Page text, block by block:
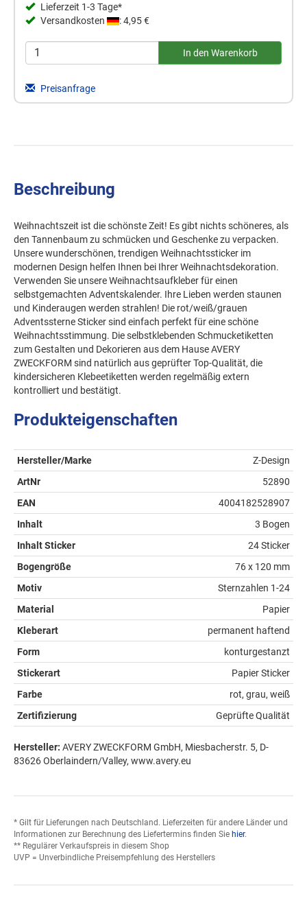
Lieferzeit 1-3 Tage*
Versandkosten
: 4,95 €
Preisanfrage
Beschreibung
Weihnachtszeit ist die schönste Zeit! Es gibt nichts schöneres, als
den Tannenbaum zu schmücken und Geschenke zu verpacken.
Unsere wunderschönen, trendigen Weihnachtssticker im
modernen Design helfen Ihnen bei Ihrer Weihnachtsdekoration.
Verwenden Sie unsere Weihnachtsaufkleber für einen
selbstgemachten Adventskalender. Ihre Lieben werden staunen
und Kinderaugen werden strahlen! Die rot/weiß/grauen
Adventssterne Sticker sind einfach perfekt für eine schöne
Weihnachtsstimmung. Die selbstklebenden Schmucketiketten
zum Gestalten und Dekorieren aus dem Hause AVERY
ZWECKFORM sind natürlich aus geprüfter Top-Qualität, die
kindersicheren Klebeetiketten werden regelmäßig extern
kontrolliert und bestätigt.
Produkteigenschaften
Hersteller/Marke
Z-Design
ArtNr
52890
EAN
4004182528907
Inhalt
3 Bogen
Inhalt Sticker
24 Sticker
Bogengröße
76 x 120 mm
Motiv
Sternzahlen 1-24
Material
Papier
Kleberart
permanent haftend
Form
konturgestanzt
Stickerart
Papier Sticker
Farbe
rot, grau, weiß
Zertifizierung
Geprüfte Qualität
Hersteller: AVERY ZWECKFORM GmbH, Miesbacherstr. 5, D-
83626 Oberlaindern/Valley, www.avery.eu
* Gilt für Lieferungen nach Deutschland. Lieferzeiten für andere Länder und
Informationen zur Berechnung des Liefertermins finden Sie hier.
** Regulärer Verkaufspreis in diesem Shop
UVP = Unverbindliche Preisempfehlung des Herstellers